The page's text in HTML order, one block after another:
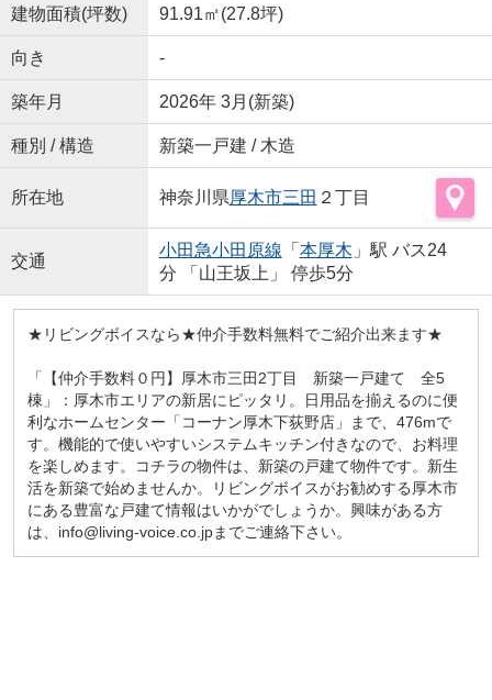
建物面積(坪数) 91.91㎡(27.8坪)
向き -
築年月 2026年 3月(新築)
種別 / 構造 新築一戸建 / 木造
所在地 神奈川県厚木市三田 ２丁目
交通
小田急小田原線 「 本厚木 」駅 バス24
分 「山王坂上」 停歩5分
★リビングボイスなら★仲介手数料無料でご紹介出来ます★
「【仲介手数料０円】厚木市三田2丁目 新築一戸建て 全5
棟」：厚木市エリアの新居にピッタリ。日用品を揃えるのに便
利なホームセンター「コーナン厚木下荻野店」まで、476mで
す。機能的で使いやすいシステムキッチン付きなので、お料理
を楽しめます。コチラの物件は、新築の戸建て物件です。新生
活を新築で始めませんか。リビングボイスがお勧めする厚木市
にある豊富な戸建て情報はいかがでしょうか。興味がある方
は、info@living-voice.co.jpまでご連絡下さい。